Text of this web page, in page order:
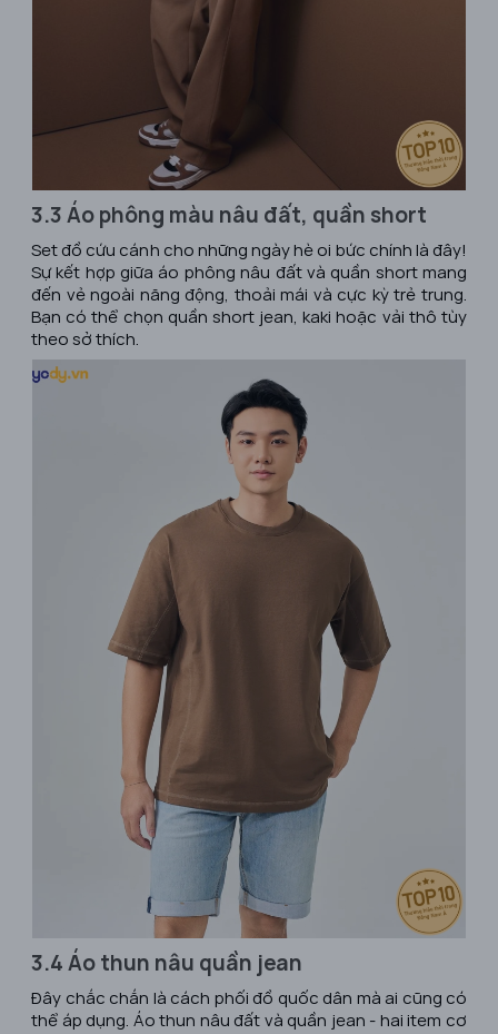
3.3 Áo phông màu nâu đất, quần short
Set đồ cứu cánh cho những ngày hè oi bức chính là đây!
Sự kết hợp giữa áo phông nâu đất và quần short mang
đến vẻ ngoài năng động, thoải mái và cực kỳ trẻ trung.
Bạn có thể chọn quần short jean, kaki hoặc vải thô tùy
theo sở thích.
3.4 Áo thun nâu quần jean
Đây chắc chắn là cách phối đồ quốc dân mà ai cũng có
thể áp dụng. Áo thun nâu đất và quần jean - hai item cơ